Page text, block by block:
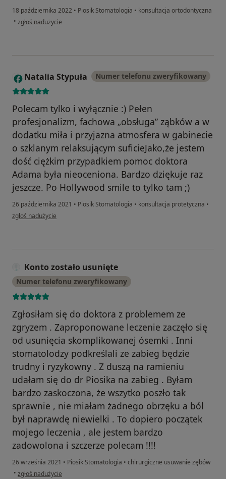
18 października 2022 • Piosik Stomatologia • konsultacja ortodontyczna
• w opinii użytkownika MG
zgłoś nadużycie
N Natalia Stypuła Numer telefonu zweryfikowany
Polecam tylko i wyłącznie :) Pełen
profesjonalizm, fachowa „obsługa” ząbków a w
dodatku miła i przyjazna atmosfera w gabinecie
o szklanym relaksującym suficieJako,że jestem
dość ciężkim przypadkiem pomoc doktora
Adama była nieoceniona. Bardzo dziękuje raz
jeszcze. Po Hollywood smile to tylko tam ;)
26 października 2021 • Piosik Stomatologia • konsultacja protetyczna •
w opinii użytkownika Natalia Stypuła
zgłoś nadużycie
Konto zostało usunięte
Numer telefonu zweryfikowany
Zgłosiłam się do doktora z problemem ze
zgryzem . Zaproponowane leczenie zaczęło się
od usunięcia skomplikowanej ósemki . Inni
stomatolodzy podkreślali ze zabieg będzie
trudny i ryzykowny . Z duszą na ramieniu
udałam się do dr Piosika na zabieg . Byłam
bardzo zaskoczona, że wszytko poszło tak
sprawnie , nie miałam żadnego obrzęku a ból
był naprawdę niewielki . To dopiero początek
mojego leczenia , ale jestem bardzo
zadowolona i szczerze polecam !!!!
26 września 2021 • Piosik Stomatologia • chirurgiczne usuwanie zębów
• w opinii użytkownika Konto zostało usunięte
zgłoś nadużycie